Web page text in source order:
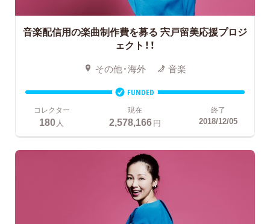
音楽配信用の楽曲制作費を募る 宍戸留美応援プロジ
ェクト！！
その他・海外 音楽
FUNDED
コレクター
180人
現在
2,578,166円
終了
2018/12/05